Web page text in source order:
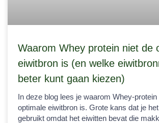
Waarom Whey protein niet de
eiwitbron is (en welke
beter kunt gaan kiezen)
In deze blog lees je waarom Whey-
optimale eiwitbron is. Grote kans dat je
gebruikt omdat het eiwitten bevat die